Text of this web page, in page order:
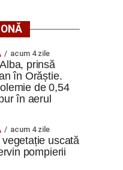
acum 4 zile
prinsă
în Orăștie.
de 0,54
în aerul
acum 4 zile
uscată
pompierii